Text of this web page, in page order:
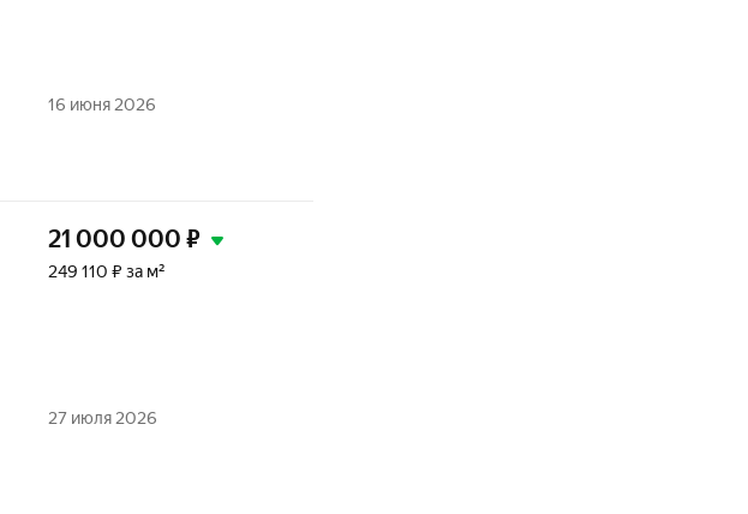
16 июня 2026
21 000 000 ₽
249 110 ₽ за м²
27 июля 2026